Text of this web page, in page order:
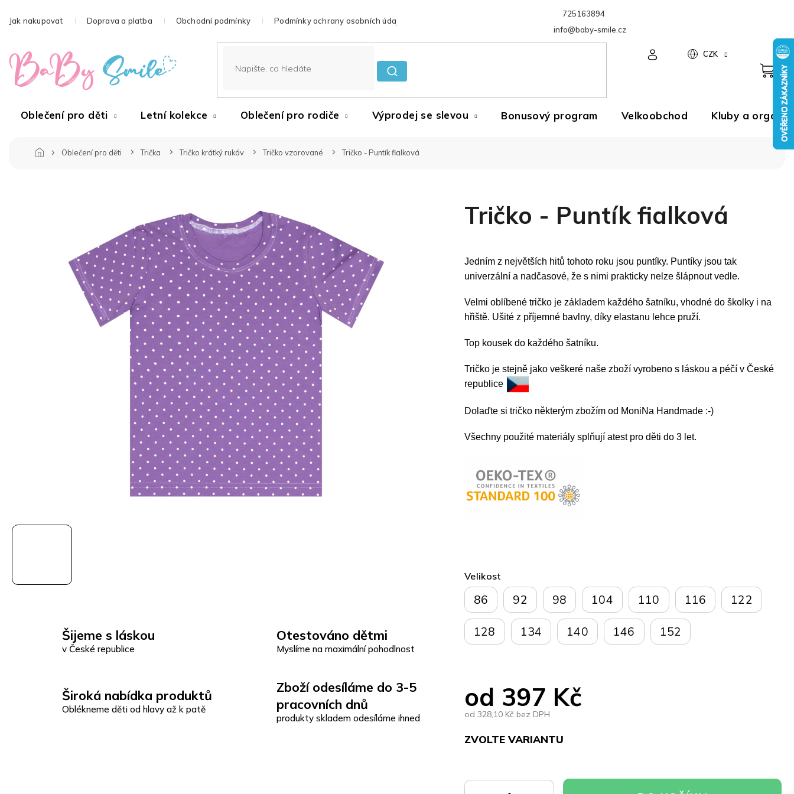
na
725163894
info@baby-smile.cz
Jak nakupovat Doprava a platba Obchodní podmínky Podmínky ochrany osobních údajů
CZK
Oblečení pro děti Letní kolekce Oblečení pro rodiče Výprodej se slevou Bonusový program Velkoobchod Kluby a
Oblečení pro děti Trička Tričko krátký rukáv Tričko vzorované Tričko - Puntík fialková
Šijeme s láskou
v České republice
Otestováno dětmi
Myslíme na maximální pohodlnost
Široká nabídka produktů
Oblékneme děti od hlavy až k patě
Zboží odesíláme do 3-5
pracovních dnů
produkty skladem odesíláme ihned
Tričko - Puntík fialková
od 397 Kč
od328,10 Kč bez DPH
ZVOLTE VARIANTU
Velikost
86 92 98 104 110 116 122
128 134 140 146 152
Jedním z největších hitů tohoto roku jsou puntíky. Puntíky jsou tak
univerzální a nadčasové, že s nimi prakticky nelze šlápnout vedle.
Velmi oblíbené tričko je základem každého šatníku, vhodné do školky i na
hřiště. Ušité z příjemné bavlny, díky elastanu lehce pruží.
Top kousek do každého šatníku.
Tričko je stejně jako veškeré naše zboží vyrobeno s láskou a péčí v České
republice
Dolaďte si tričko některým zbožím od MoniNa Handmade :-)
Všechny použité materiály splňují atest pro děti do 3 let.